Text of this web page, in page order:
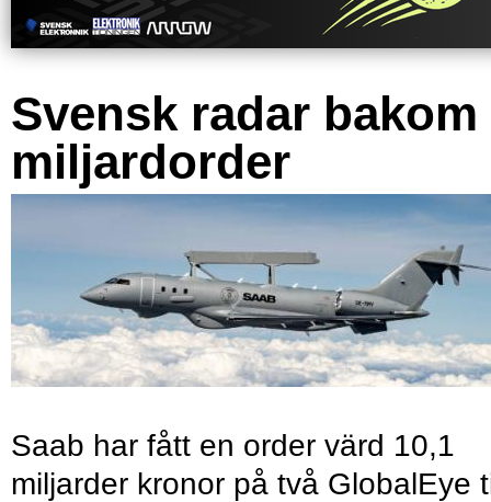
Svensk radar bakom
miljardorder
Saab har fått en order värd 10,1
miljarder kronor på två GlobalEye